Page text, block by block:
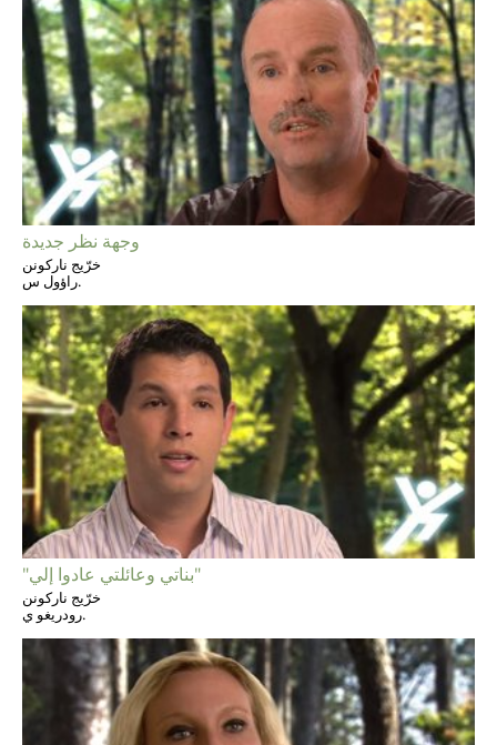
وجهة نظر جديدة
خرّيج ناركونن
راؤول س.
"بناتي وعائلتي عادوا إلي"
خرّيج ناركونن
رودريغو ي.